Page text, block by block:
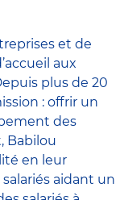
et de
aux
plus de 20
: offrir un
des
Babilou
en leur
aidant un